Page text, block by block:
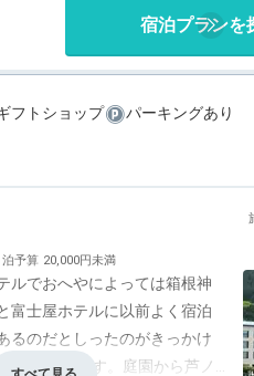
宿泊プランを
フトショップ
パーキングあり
泊予算 20,000円未満
ルでおへやによっては箱根神
富士屋ホテルに以前よく宿泊
るのだとしったのがきっかけ
たのしめます。庭園から芦ノ